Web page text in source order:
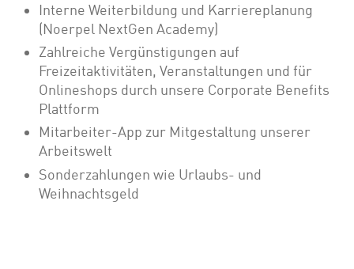
Interne Weiterbildung und Karriereplanung
(Noerpel NextGen Academy)
Zahlreiche Vergünstigungen auf
Freizeitaktivitäten, Veranstaltungen und für
Onlineshops durch unsere Corporate Benefits
Plattform
Mitarbeiter-App zur Mitgestaltung unserer
Arbeitswelt
Sonderzahlungen wie Urlaubs- und
Weihnachtsgeld